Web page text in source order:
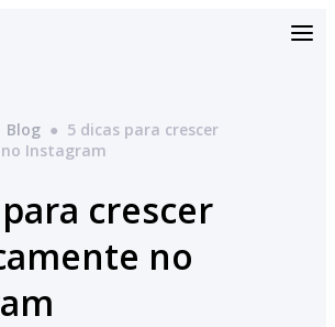
Blog ● 5 dicas para crescer
Instagram
crescer
no